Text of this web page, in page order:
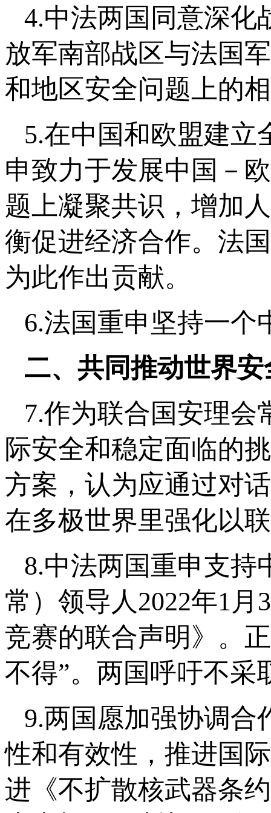
4.中法两国同意深化
放军南部战区与法国
和地区安全问题上的
5.在中国和欧盟建立
申致力于发展中国－
题上凝聚共识，增加
衡促进经济合作。法
为此作出贡献。
6.法国重申坚持一个
二、共同推动世界
7.作为联合国安理会
际安全和稳定面临的
方案，认为应通过对
在多极世界里强化以
8.中法两国重申支持
常）领导人2022年1
竞赛的联合声明》。
不得”。两国呼吁不采
9.两国愿加强协调合
性和有效性，推进国
进《不扩散核武器条